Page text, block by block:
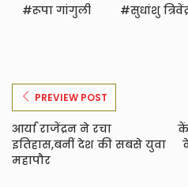
रूपा गांगुली सुधांशु
PREVIEW POST
आर्या राजेंद्रन ने रचा
इतिहास,बनीं देश की सबसे युवा
महापौर